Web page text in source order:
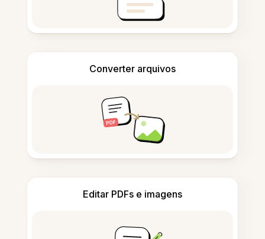
Converter arquivos
Editar PDFs e imagens